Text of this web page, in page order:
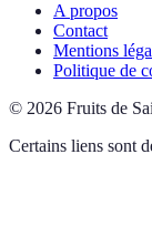
A propos
Contact
Mentions
Politique de
© 2026 Fruits de
Certains liens sont